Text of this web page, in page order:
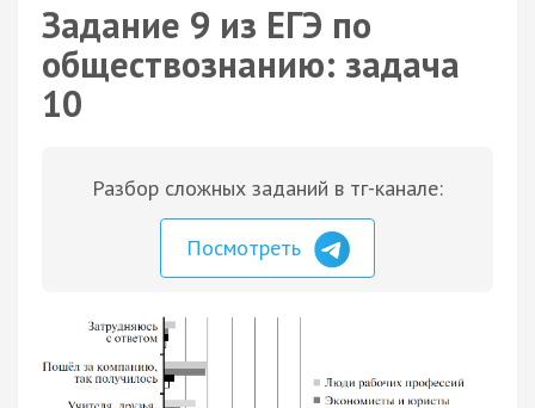
Задание 9 из ЕГЭ по
обществознанию: задача
10
Разбор сложных заданий в тг-канале:
Посмотреть